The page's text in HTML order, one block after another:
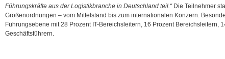
Führungskräfte aus der Logistikbranche in Deutschland teil.“Die Teilnehmer
Größenordnungen – vom Mittelstand bis zum internationalen Konzern.
Führungsebene mit 28 Prozent IT-Bereichsleitern, 16 Prozent Bereichsleitern,
Geschäftsführern.